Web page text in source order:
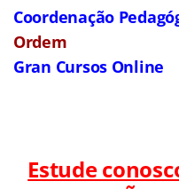
Coordenação
Ordem
Gran Cursos Online
Estude